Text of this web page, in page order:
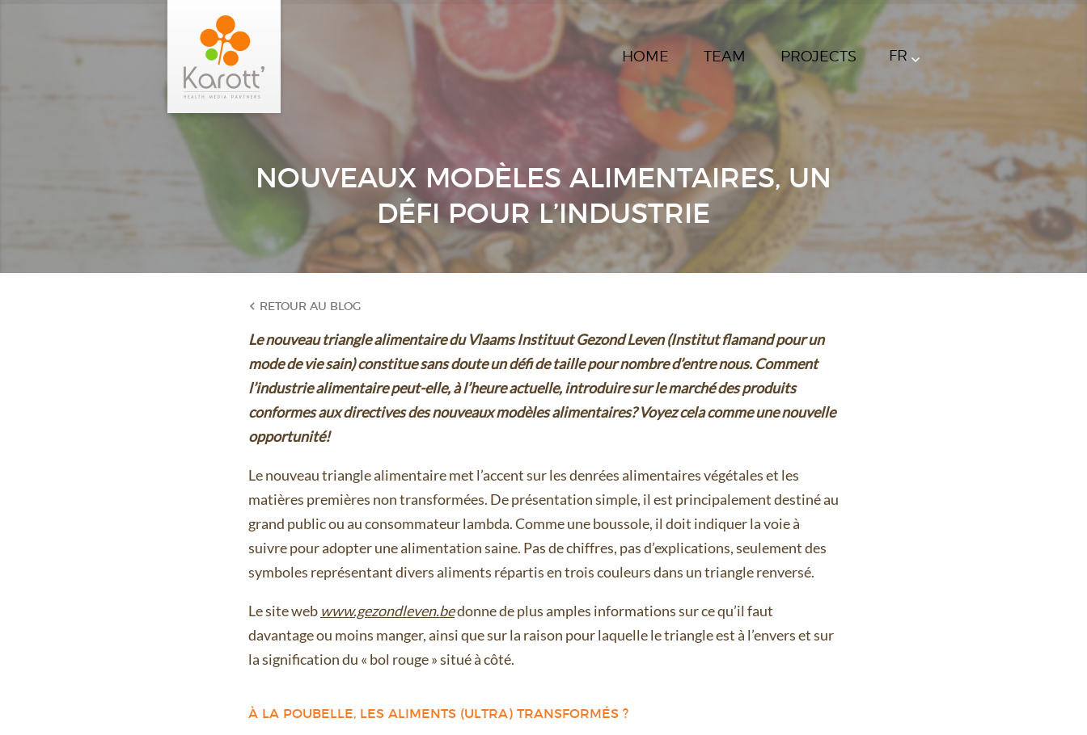
HOME TEAM PROJECTS FR
NOUVEAUX MODÈLES ALIMENTAIRES, UN
DÉFI POUR L’INDUSTRIE
RETOUR AU BLOG
Le nouveau triangle alimentaire du Vlaams Instituut Gezond Leven (Institut flamand pour un
mode de vie sain) constitue sans doute un défi de taille pour nombre d’entre nous. Comment
l’industrie alimentaire peut-elle, à l’heure actuelle, introduire sur le marché des produits
conformes aux directives des nouveaux modèles alimentaires? Voyez cela comme une nouvelle
opportunité!
Le nouveau triangle alimentaire met l’accent sur les denrées alimentaires végétales et les
matières premières non transformées. De présentation simple, il est principalement destiné au
grand public ou au consommateur lambda. Comme une boussole, il doit indiquer la voie à
suivre pour adopter une alimentation saine. Pas de chiffres, pas d’explications, seulement des
symboles représentant divers aliments répartis en trois couleurs dans un triangle renversé.
Le site web www.gezondleven.bedonne de plus amples informations sur ce qu’il faut
davantage ou moins manger, ainsi que sur la raison pour laquelle le triangle est à l’envers et sur
la signification du « bol rouge » situé à côté.
À LA POUBELLE, LES ALIMENTS (ULTRA) TRANSFORMÉS ?